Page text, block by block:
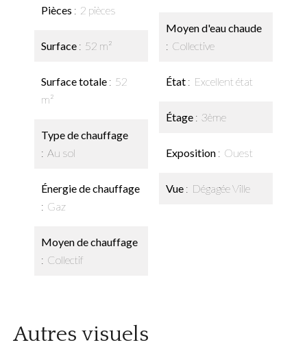
Pièces 2 pièces
Surface 52 m²
Surface totale
52
m²
Type de chauffage
Au sol
Énergie de chauffage
Gaz
Moyen de chauffage
Collectif
Moyen d'eau chaude
Collective
État Excellent état
Étage 3ème
Exposition Ouest
Vue Dégagée Ville
Autres visuels